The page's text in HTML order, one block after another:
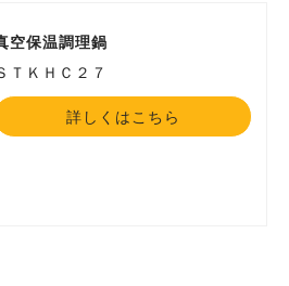
空保温調理鍋
ＴＫＨＣ２７
詳しくはこちら